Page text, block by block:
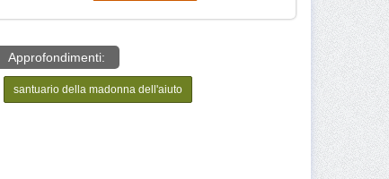
Approfondimenti:
santuario della madonna dell'aiuto